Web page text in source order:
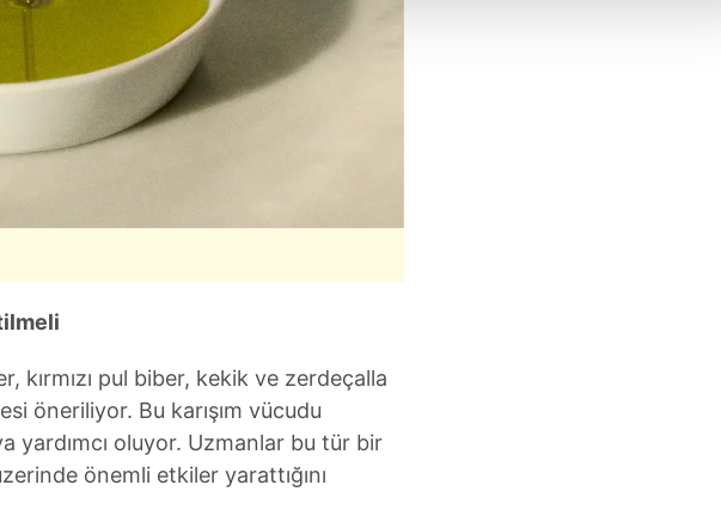
işlenmekte olup gerekli olan çerezler bilgi toplumu hizmetlerinin sunulması
sitemizin daha işlevsel kılınması ve kişiselleştirilmesi ve sizlere yönelik
amaçlarıyla sınırlı olarak açık rızanız dahilinde kullanılacaktır.
yer alan panel vasıtasıyla belirleyebilirsiniz. Çerezlere ilişkin detaylı bilgi için Ayarlar
Metnimizi
ilgili bilgi almak için lütfen
kırmızı pul biber, kekik ve zerdeçalla
öneriliyor. Bu karışım vücudu
yardımcı oluyor. Uzmanlar bu tür bir
önemli etkiler yarattığını